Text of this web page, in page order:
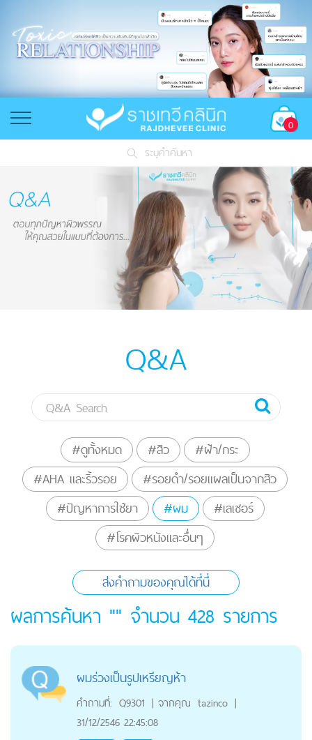
0
ระบุคำค้นหา
Q&A
#ดูทั้งหมด #สิว
#ฝ้า/กระ
#AHA และริ้วรอย
#รอยดำ/รอยแผลเป็นจากสิว
#ปัญหาการใช้ยา
#ผม
#เลเซอร์
#โรคผิวหนังและอื่นๆ
ส่งคำถามของคุณได้ที่นี่
ผลการค้นหา "" จำนวน 428 รายการ
ผมร่วงเป็นรูปเหรียญห้า
คำถามที่: Q9301 | จากคุณ tazinco |
31/12/2546 22:45:08